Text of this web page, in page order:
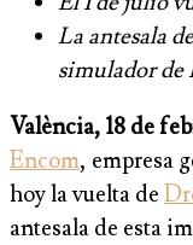
La antesala
simulador de
València, 18 de
Encom, empresa
hoy la vuelta de
antesala de esta